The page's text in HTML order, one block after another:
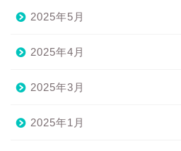
2025年5月
2025年4月
2025年3月
2025年1月